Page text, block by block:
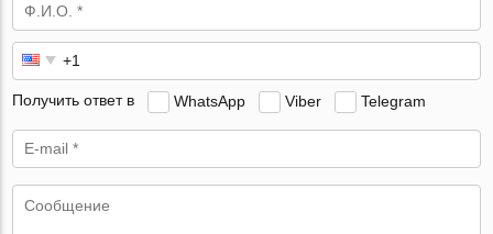
Получить ответ в WhatsApp Viber Telegram